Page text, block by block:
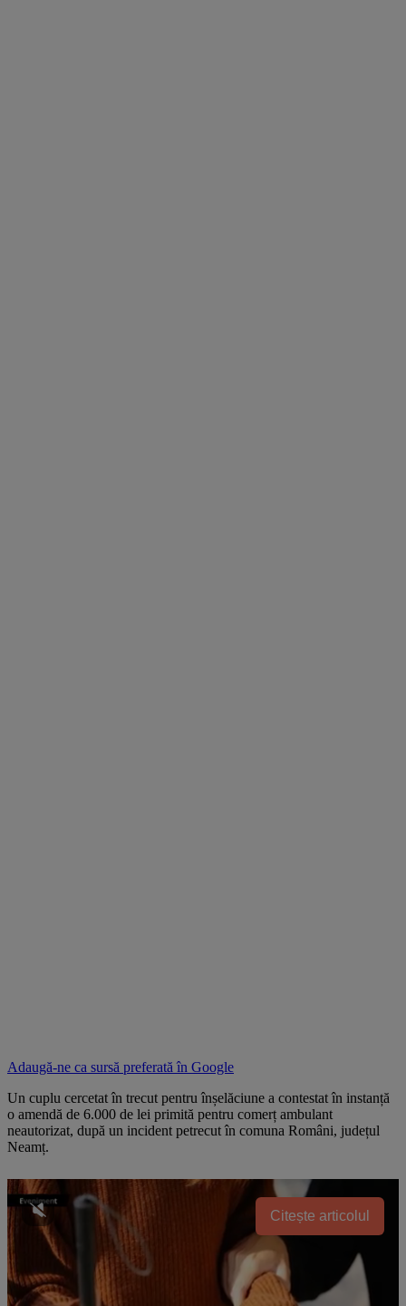
Adaugă-ne ca sursă preferată în Google
Un cuplu cercetat în trecut pentru înșelăciune a contestat în instanță
o amendă de 6.000 de lei primită pentru comerț ambulant
neautorizat, după un incident petrecut în comuna Români, județul
Neamț.
Citește articolul